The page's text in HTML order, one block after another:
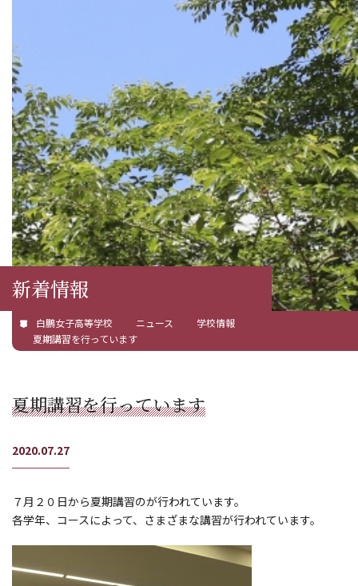
新着情報
白鵬女子高等学校 ニュース
学校情報
夏期講習を行っています
夏期講習を行っています
2020.07.27
７月２０日から夏期講習のが行われています。
各学年、コースによって、さまざまな講習が行われています。